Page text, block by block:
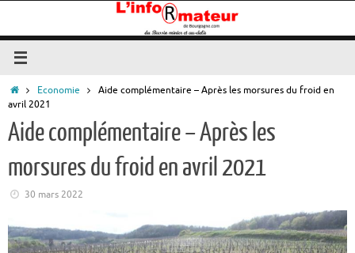
contenu
AccueilEconomie
Aide complémentaire – Après les morsures du froid en
avril 2021
Aide complémentaire – Après les
morsures du froid en avril 2021
30 mars 2022